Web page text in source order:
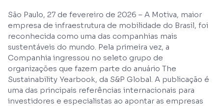
São Paulo, 27 de fevereiro de 2026 – A Motiva, maior
empresa de infraestrutura de mobilidade do Brasil, foi
reconhecida como uma das companhias mais
sustentáveis do mundo. Pela primeira vez, a
Companhia ingressou no seleto grupo de
organizações que fazem parte do anuário The
Sustainability Yearbook, da S&P Global. A publicação é
uma das principais referências internacionais para
investidores e especialistas ao apontar as empresas